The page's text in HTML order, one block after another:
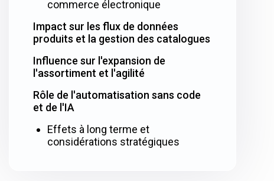
commerce électronique
Impact sur les flux de données
produits et la gestion des catalogues
Influence sur l'expansion de
l'assortiment et l'agilité
Rôle de l'automatisation sans code
et de l'IA
Effets à long terme et
considérations stratégiques